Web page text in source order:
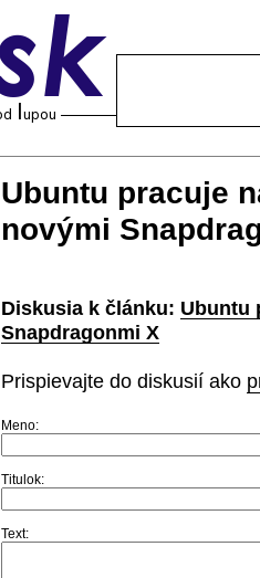
Ubuntu pracuje
novými
Diskusia k článku: Ubuntu
Snapdragonmi X
Prispievajte do diskusií ako
Meno:
Titulok:
Text: